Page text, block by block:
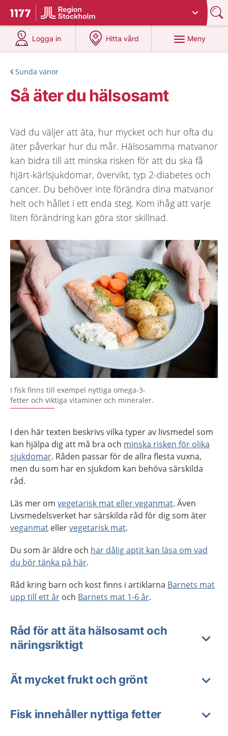
Till startsidan för 1177
Du har valt region
Logga in
på 1177.se
Hitta vård
på 1177.se
Meny
Sunda vanor
Så äter du hälsosamt
Vad du väljer att äta, hur mycket och hur ofta du
äter påverkar hur du mår. Hälsosamma matvanor
kan bidra till att minska risken för att du ska få
hjärt-kärlsjukdomar, övervikt, typ 2-diabetes och
cancer. Du behöver inte förändra dina matvanor
helt och hållet i ett enda steg. Kom ihåg att varje
liten förändring kan göra stor skillnad.
I fisk finns till exempel nyttiga omega-3-
fetter och viktiga vitaminer och mineraler.
I den här texten beskrivs vilka typer av livsmedel som
kan hjälpa dig att må bra och minska risken för olika
sjukdomar. Råden passar för de allra flesta vuxna,
men du som har en sjukdom kan behöva särskilda
råd.
Läs mer om vegetarisk mat eller veganmat. Även
Livsmedelsverket har särskilda råd för dig som äter
veganmat ellervegetarisk mat.
Du som är äldre och har dålig aptit kan läsa om vad
du bör tänka på här.
Råd kring barn och kost finns i artiklarna Barnets mat
upp till ett år och Barnets mat 1-6 år.
Råd för att äta hälsosamt och
näringsriktigt
Ät mycket frukt och grönt
Fisk innehåller nyttiga fetter